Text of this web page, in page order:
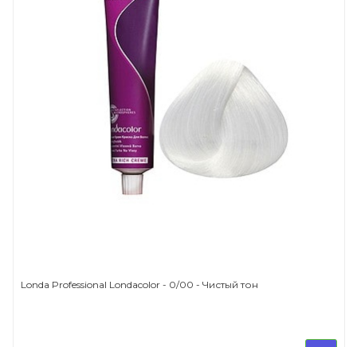
Londa Professional Londacolor - 0/00 - Чистый тон